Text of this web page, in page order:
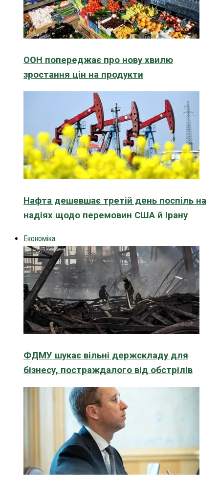
ООН попереджає про нову хвилю
зростання цін на продукти
Нафта дешевшає третій день поспіль на
надіях щодо перемовин США й Ірану
Економіка
ФДМУ шукає вільні держскладу для
бізнесу, постраждалого від обстрілів